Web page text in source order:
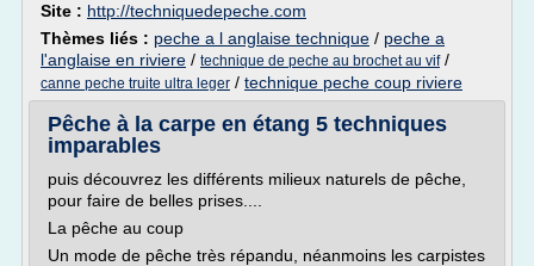
Site : http://techniquedepeche.com
Thèmes liés : peche a l anglaise technique / peche a
l'anglaise en riviere / technique de peche au brochet au vif/
canne peche truite ultra leger / technique peche coup riviere
Pêche à la carpe en étang 5 techniques
imparables
puis découvrez les différents milieux naturels de pêche,
pour faire de belles prises....
La pêche au coup
Un mode de pêche très répandu, néanmoins les carpistes